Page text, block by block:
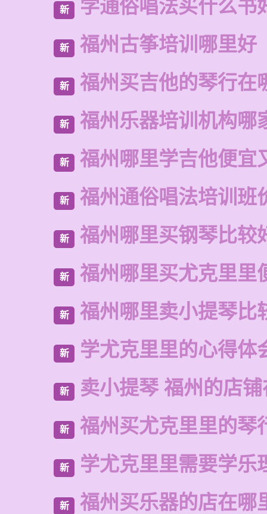
新 学通俗唱法买什么书
新 福州古筝培训哪里好
新 福州买吉他的琴行在
新 福州乐器培训机构哪
新 福州哪里学吉他便宜
新 福州通俗唱法培训班
新 福州哪里买钢琴比较
新 福州哪里买尤克里里
新 福州哪里卖小提琴比
新 学尤克里里的心得体
新 卖小提琴 福州的店
新 福州买尤克里里的琴
新 学尤克里里需要学乐
新 福州买乐器的店在哪